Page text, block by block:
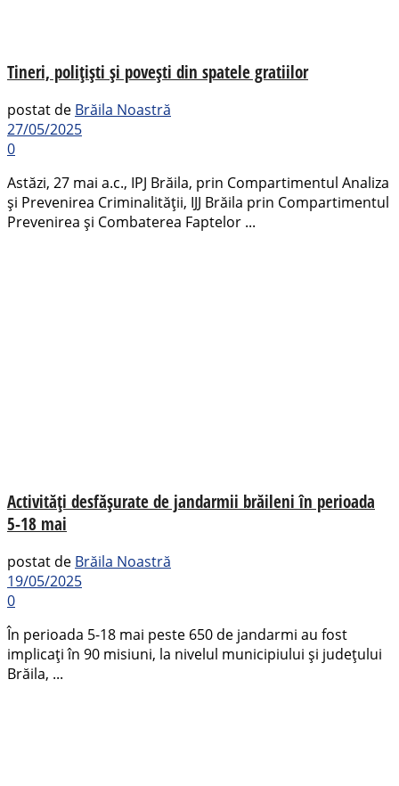
Tineri, polițiști și povești din spatele gratiilor
postat de Brăila Noastră
27/05/2025
0
Astăzi, 27 mai a.c., IPJ Brăila, prin Compartimentul Analiza
şi Prevenirea Criminalităţii, IJJ Brăila prin Compartimentul
Prevenirea și Combaterea Faptelor ...
Activități desfășurate de jandarmii brăileni în perioada
5-18 mai
postat de Brăila Noastră
19/05/2025
0
În perioada 5-18 mai peste 650 de jandarmi au fost
implicați în 90 misiuni, la nivelul municipiului și județului
Brăila, ...